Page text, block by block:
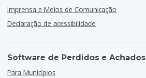
Imprensa e Meios de Comunicação
Declaração de acessibilidade
Software de Perdidos e Achados
Para Municípios